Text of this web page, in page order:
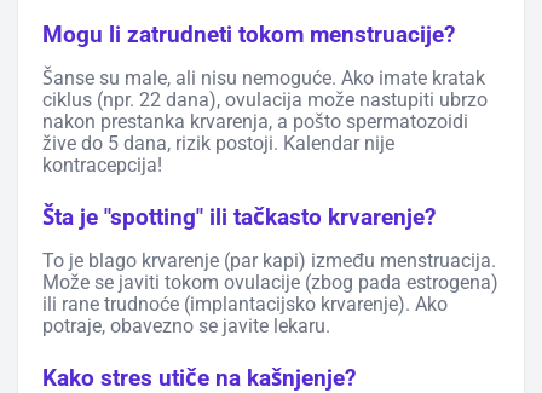
Mogu li zatrudneti tokom menstruacije?
Šanse su male, ali nisu nemoguće. Ako imate kratak
ciklus (npr. 22 dana), ovulacija može nastupiti ubrzo
nakon prestanka krvarenja, a pošto spermatozoidi
žive do 5 dana, rizik postoji. Kalendar nije
kontracepcija!
Šta je "spotting" ili tačkasto krvarenje?
To je blago krvarenje (par kapi) između menstruacija.
Može se javiti tokom ovulacije (zbog pada estrogena)
ili rane trudnoće (implantacijsko krvarenje). Ako
potraje, obavezno se javite lekaru.
Kako stres utiče na kašnjenje?